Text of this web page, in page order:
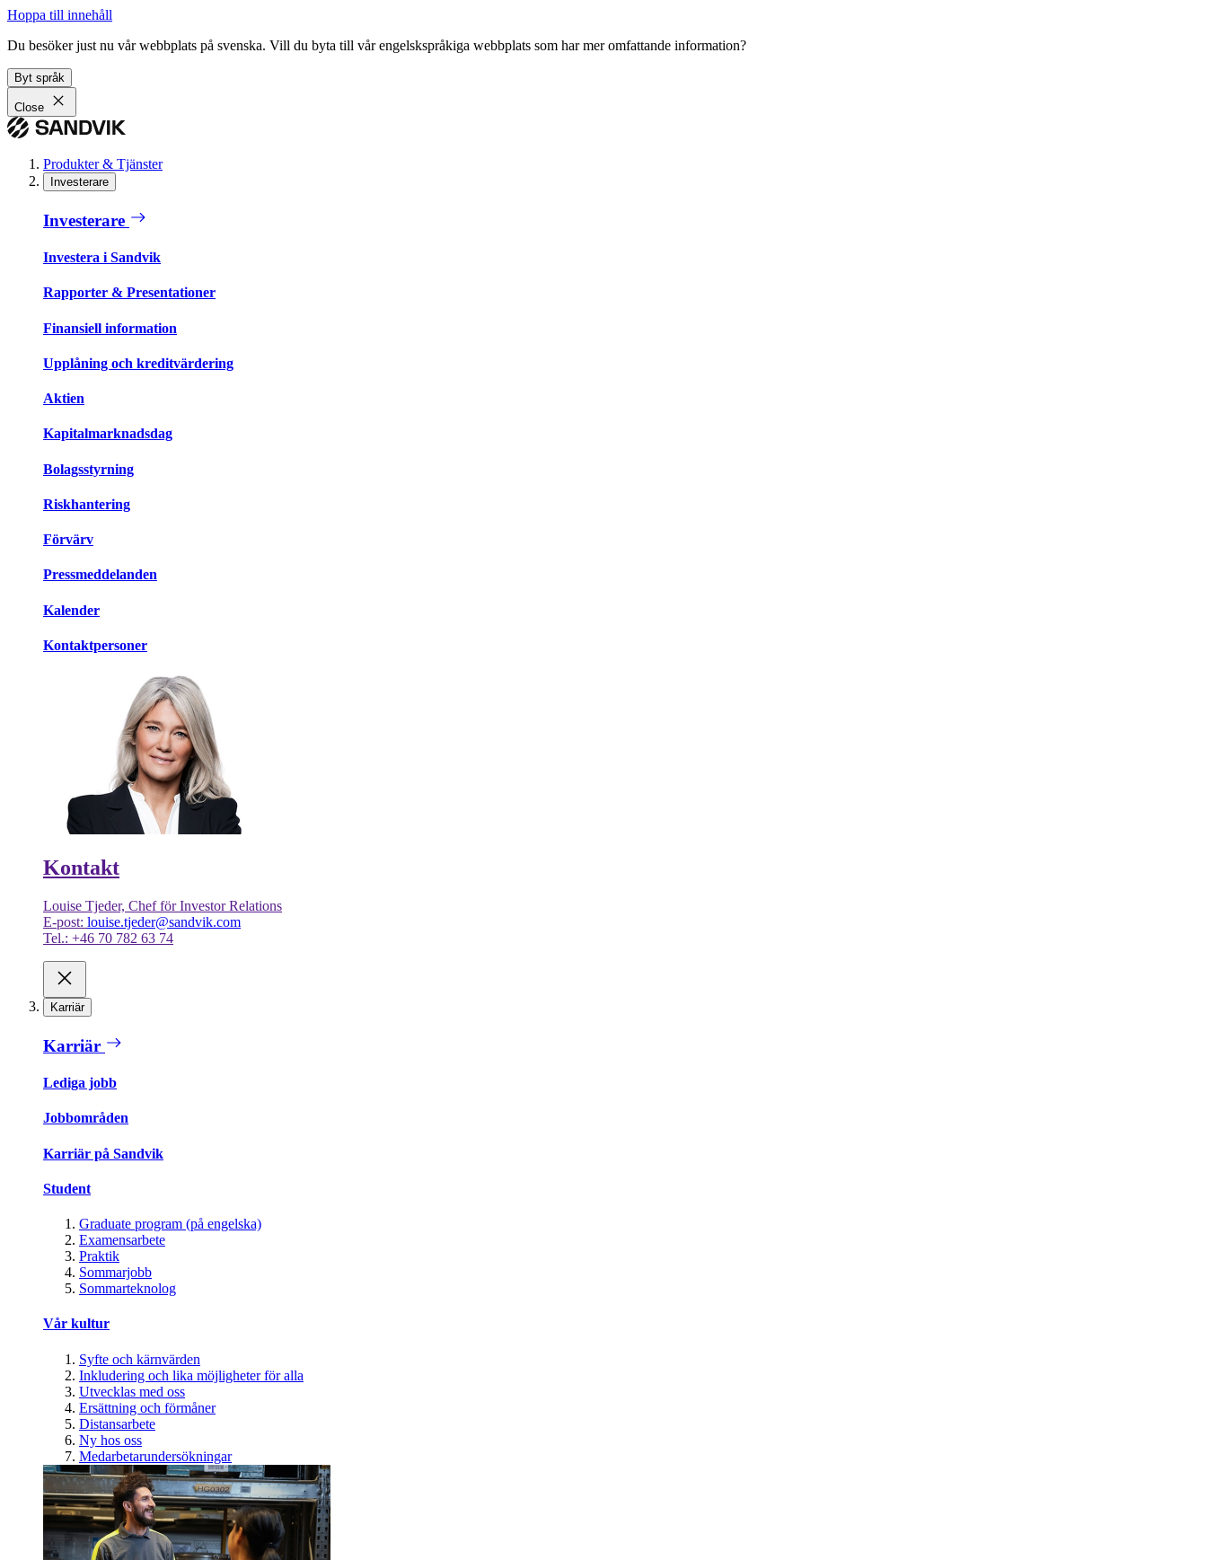
Hoppa till innehåll
Du besöker just nu vår webbplats på svenska. Vill du byta till vår engelskspråkiga webbplats som har mer omfattande information?
Byt språk
Close
Produkter & Tjänster
Investerare
Investerare
Investera i Sandvik
Rapporter & Presentationer
Finansiell information
Upplåning och kreditvärdering
Aktien
Kapitalmarknadsdag
Bolagsstyrning
Riskhantering
Förvärv
Pressmeddelanden
Kalender
Kontaktpersoner
Kontakt
Louise Tjeder, Chef för Investor Relations
E-post: louise.tjeder@sandvik.com
Tel.: +46 70 782 63 74
Karriär
Karriär
Lediga jobb
Jobbområden
Karriär på Sandvik
Student
Graduate program (på engelska)
Examensarbete
Praktik
Sommarjobb
Sommarteknolog
Vår kultur
Syfte och kärnvärden
Inkludering och lika möjligheter för alla
Utvecklas med oss
Ersättning och förmåner
Distansarbete
Ny hos oss
Medarbetarundersökningar